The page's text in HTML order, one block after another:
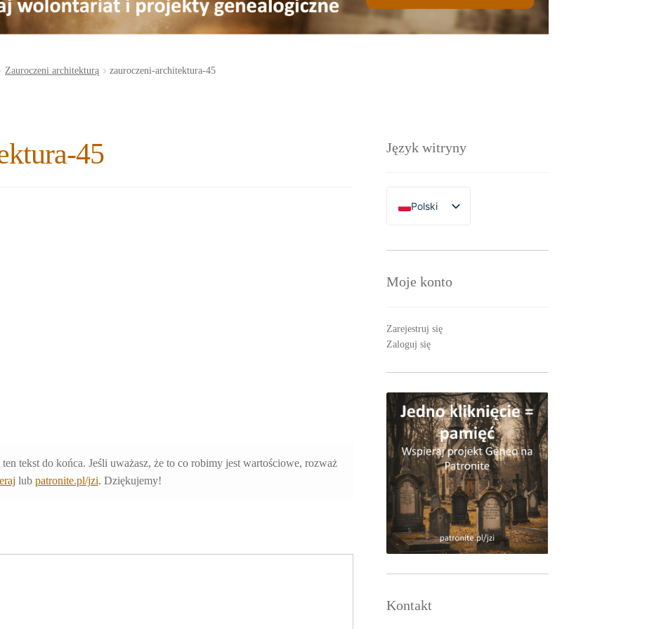
Zauroczeni architekturą zauroczeni-architektura-45
45
ten tekst do końca. Jeśli uważasz, że to co robimy jest wartościowe, rozważ
lub patronite.pl/jzi. Dziękujemy!
Język witryny
Polski
English
Moje konto
Zarejestruj się
Zaloguj się
Kontakt